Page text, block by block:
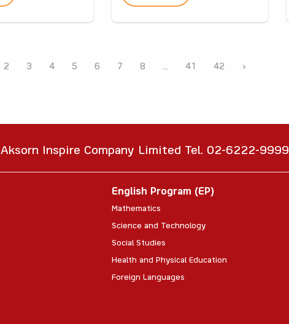
2 3 4 5 6 7 8 ... 41 42 ›
Inspire Company Limited Tel. 02-6222-9999
English Program (EP)
Mathematics
Science and Technology
Social Studies
Health and Physical Education
Foreign Languages